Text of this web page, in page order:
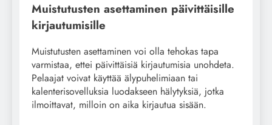
Muistutusten asettaminen päivittäisille
kirjautumisille
Muistutusten asettaminen voi olla tehokas tapa
varmistaa, ettei päivittäisiä kirjautumisia unohdeta.
Pelaajat voivat käyttää älypuhelimiaan tai
kalenterisovelluksia luodakseen hälytyksiä, jotka
ilmoittavat, milloin on aika kirjautua sisään.